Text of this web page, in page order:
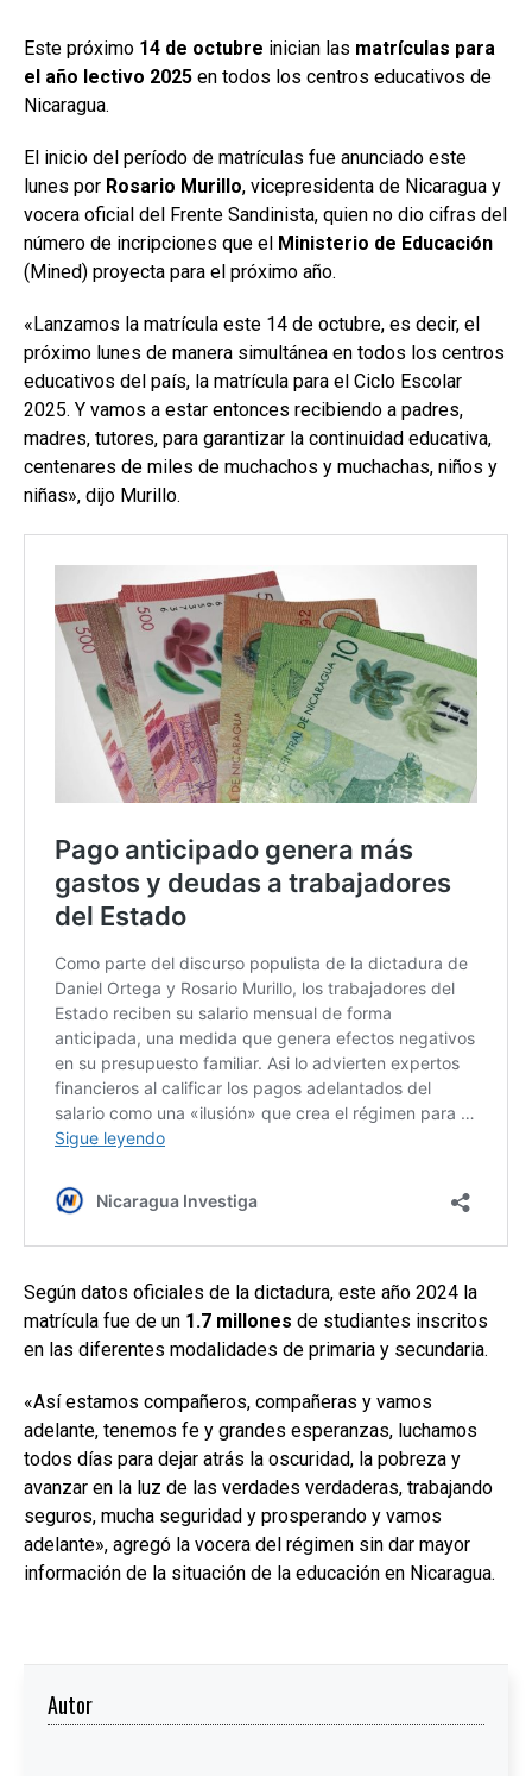
Este próximo 14 de octubre inician las matrículas para
el año lectivo 2025 en todos los centros educativos de
Nicaragua.
El inicio del período de matrículas fue anunciado este
lunes por Rosario Murillo, vicepresidenta de Nicaragua y
vocera oficial del Frente Sandinista, quien no dio cifras del
número de incripciones que el Ministerio de Educación
(Mined) proyecta para el próximo año.
«Lanzamos la matrícula este 14 de octubre, es decir, el
próximo lunes de manera simultánea en todos los centros
educativos del país, la matrícula para el Ciclo Escolar
2025. Y vamos a estar entonces recibiendo a padres,
madres, tutores, para garantizar la continuidad educativa,
centenares de miles de muchachos y muchachas, niños y
niñas», dijo Murillo.
Según datos oficiales de la dictadura, este año 2024 la
matrícula fue de un 1.7 millones de studiantes inscritos
en las diferentes modalidades de primaria y secundaria.
«Así estamos compañeros, compañeras y vamos
adelante, tenemos fe y grandes esperanzas, luchamos
todos días para dejar atrás la oscuridad, la pobreza y
avanzar en la luz de las verdades verdaderas, trabajando
seguros, mucha seguridad y prosperando y vamos
adelante», agregó la vocera del régimen sin dar mayor
información de la situación de la educación en Nicaragua.
Autor